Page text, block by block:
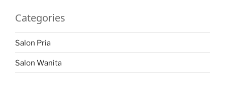
Categories
Salon Pria
Salon Wanita